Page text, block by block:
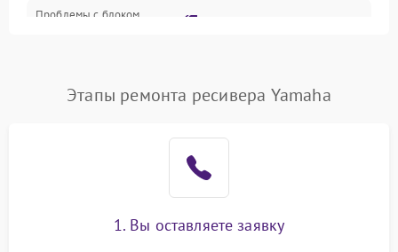
Проблемы с блоком
Этапы ремонта ресивера Yamaha
1. Вы оставляете заявку